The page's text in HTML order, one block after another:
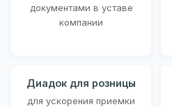
документами в уставе
компании
Диадок для розницы
для ускорения приемки